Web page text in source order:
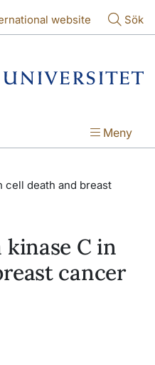
website Sök
Meny
cell death and breast
kinase C in
cancer